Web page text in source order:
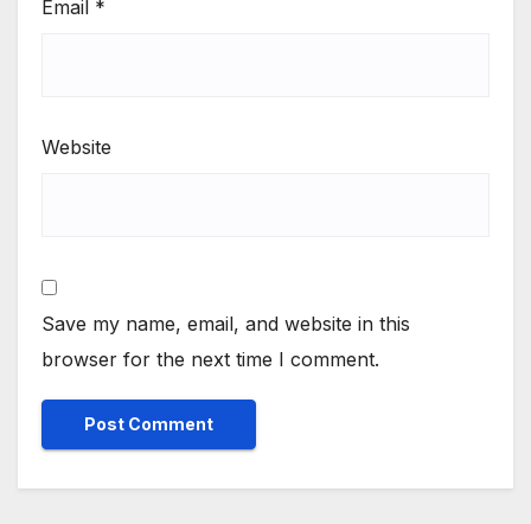
Email *
Website
Save my name, email, and website in this
browser for the next time I comment.